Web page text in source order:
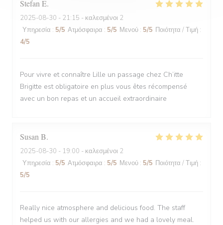
Stefan E
2025-08-30 - 21:15 - καλεσμένοι 2
Υπηρεσία : 5/5 Ατμόσφαιρα : 5/5 Μενού : 5/5 Ποιότητα / Τιμή :
4/5
Pour vivre et connaître Lille un passage chez Ch’itte
Brigitte est obligatoire en plus vous êtes récompensé
avec un bon repas et un accueil extraordinaire
Susan B
2025-08-30 - 19:00 - καλεσμένοι 2
Υπηρεσία : 5/5 Ατμόσφαιρα : 5/5 Μενού : 5/5 Ποιότητα / Τιμή :
5/5
Really nice atmosphere and delicious food. The staff
helped us with our allergies and we had a lovely meal.